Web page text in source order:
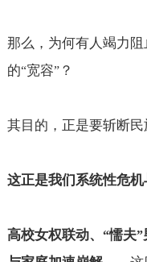
那么，为何有人竭力
的“宽容”？
其目的，正是要斩断民
这正是我们系统性危机
高校女权联动、 “懦夫”